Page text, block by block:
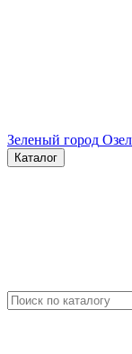
Зеленый город
Каталог